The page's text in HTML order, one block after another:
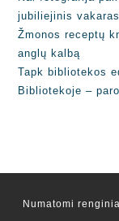
jubiliejinis vakaras
Žmonos receptų
anglų kalbą
Tapk bibliotekos
Bibliotekoje –
Numatomi